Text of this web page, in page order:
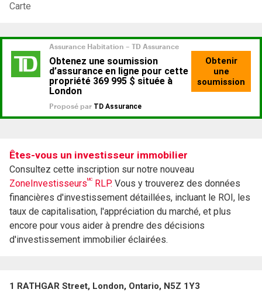
Carte
Êtes-vous un investisseur immobilier
Consultez cette inscription sur notre nouveau
ZoneInvestisseursMC RLP. Vous y trouverez des données
financières d'investissement détaillées, incluant le ROI, les
taux de capitalisation, l'appréciation du marché, et plus
encore pour vous aider à prendre des décisions
d'investissement immobilier éclairées.
1 RATHGAR Street, London, Ontario, N5Z 1Y3